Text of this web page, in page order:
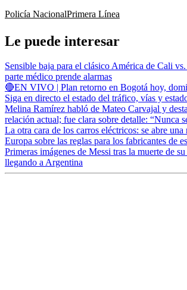
Policía NacionalPrimera Línea
Le puede interesar
Sensible baja para el clásico América de Cali
parte médico prende alarmas
🔴EN VIVO | Plan retorno en Bogotá hoy,
Siga en directo el estado del tráfico, vías y
Melina Ramírez habló de Mateo Carvajal y
relación actual; fue clara sobre detalle: “Nunca
La otra cara de los carros eléctricos: se abre una
Europa sobre las reglas para los fabricantes de
Primeras imágenes de Messi tras la muerte de
llegando a Argentina